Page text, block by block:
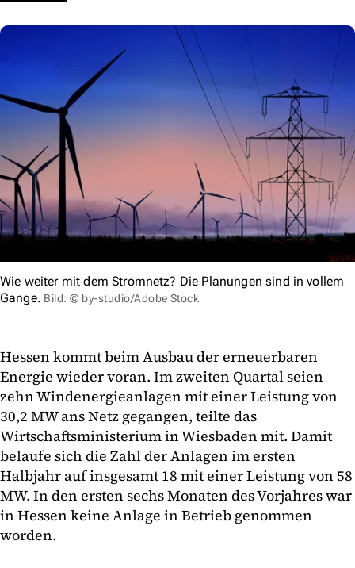
Wie weiter mit dem Stromnetz? Die Planungen sind in vollem
Gange. Bild: © by-studio/Adobe Stock
Hessen kommt beim Ausbau der erneuerbaren
Energie wieder voran. Im zweiten Quartal seien
zehn Windenergieanlagen mit einer Leistung von
30,2 MW ans Netz gegangen, teilte das
Wirtschaftsministerium in Wiesbaden mit. Damit
belaufe sich die Zahl der Anlagen im ersten
Halbjahr auf insgesamt 18 mit einer Leistung von 58
MW. In den ersten sechs Monaten des Vorjahres war
in Hessen keine Anlage in Betrieb genommen
worden.